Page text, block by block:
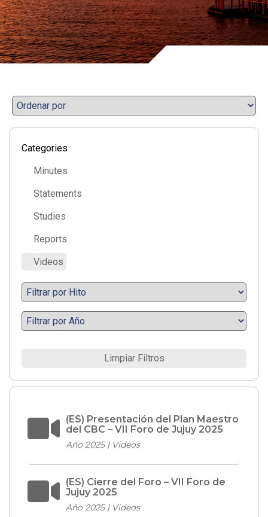
Categories
Minutes
Statements
Studies
Reports
Videos
Limpiar Filtros
(ES) Presentación del Plan Maestro
del CBC – VII Foro de Jujuy 2025
Año 2025 | Videos
(ES) Cierre del Foro – VII Foro de
Jujuy 2025
Año 2025 | Videos